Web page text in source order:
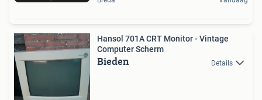
Hansol 701A CRT Monitor - Vintage
Computer Scherm
Bieden Details